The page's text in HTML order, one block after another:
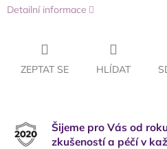
Detailní informace
ZEPTAT SE HLÍDAT
Šijeme pro Vás od
zkušeností a péčí v